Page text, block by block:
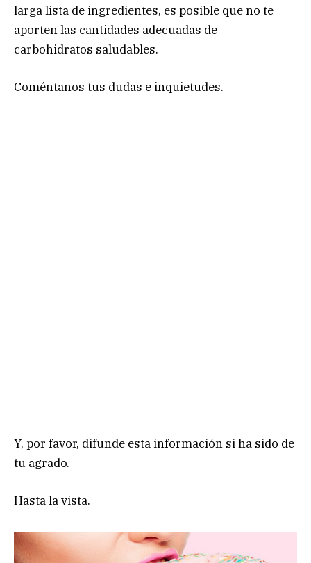
larga lista de ingredientes, es posible que no te
aporten las cantidades adecuadas de
carbohidratos saludables.
Coméntanos tus dudas e inquietudes.
Y, por favor, difunde esta información si ha sido de
tu agrado.
Hasta la vista.